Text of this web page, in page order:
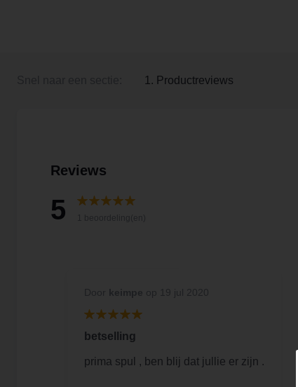
1. Productreviews
Reviews
5
betselling
prima spul , ben blij dat jullie er zijn .